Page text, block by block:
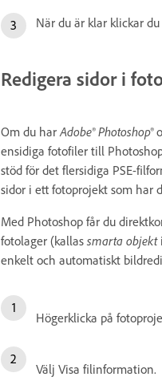
När du är klar klickar
Redigera sidor i
Om du harAdobe® Photoshop®
ensidiga fotofiler till
stöd för det flersidiga PSE-
sidor i ett fotoprojekt som har
Med Photoshop får du
fotolager (kallas smarta objekti
enkelt och automatiskt
Högerklicka på
Välj Visa filinformation.